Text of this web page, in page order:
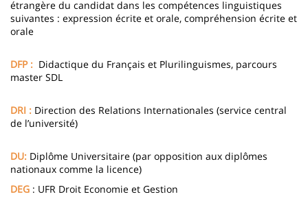
étrangère du candidat dans les compétences linguistiques
suivantes : expression écrite et orale, compréhension écrite et
orale
DFP : Didactique du Français et Plurilinguismes, parcours
master SDL
DRI : Direction des Relations Internationales (service central
de l’université)
DU: Diplôme Universitaire (par opposition aux diplômes
nationaux comme la licence)
DEG : UFR Droit Economie et Gestion